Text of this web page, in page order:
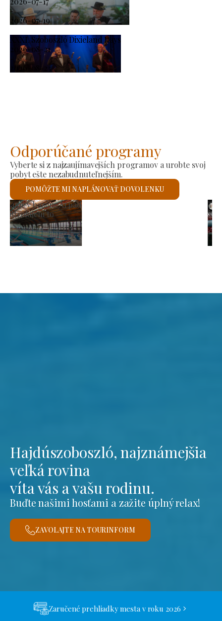
-
2026-07-19
XXXI. Szoboszló Dixieland Days
2026-08-21
-
2026-08-23
Odporúčané programy
Vyberte si z najzaujímavejších programov a urobte svoj
pobyt ešte nezabudnuteľnejším.
POMÔŽTE MI NAPLÁNOVAŤ DOVOLENKU
Trh výrobcov
Skontrolujem to
Hajdúszoboszló, najznámejšia
veľká rovina
víta vás a vašu rodinu.
Buďte našimi hosťami a zažite úplný relax!
ZAVOLAJTE NA TOURINFORM
Zaručené prehliadky mesta v roku 2026